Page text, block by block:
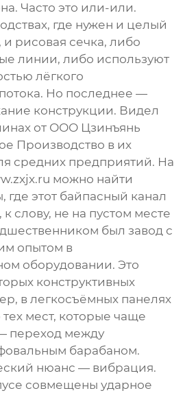
Часто это или-или.
где нужен и целый
рисовая сечка, либо
линии, либо используют
лёгкого
Но последнее —
конструкции. Видел
от ООО Цзинъянь
Производство в их
средних предприятий. На
можно найти
где этот байпасный канал
слову, не на пустом месте
был завод с
опытом в
оборудовании. Это
конструктивных
в легкосъёмных панелях
мест, которые чаще
переход между
барабаном.
нюанс — вибрация.
совмещены ударное